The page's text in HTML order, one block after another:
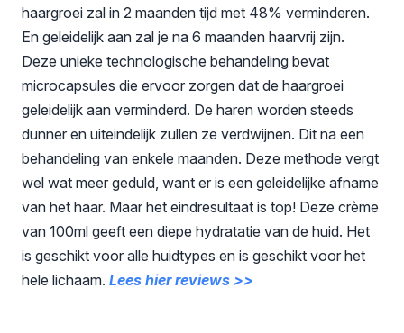
haargroei zal in 2 maanden tijd met 48% verminderen.
En geleidelijk aan zal je na 6 maanden haarvrij zijn.
Deze unieke technologische behandeling bevat
microcapsules die ervoor zorgen dat de haargroei
geleidelijk aan verminderd. De haren worden steeds
dunner en uiteindelijk zullen ze verdwijnen. Dit na een
behandeling van enkele maanden. Deze methode vergt
wel wat meer geduld, want er is een geleidelijke afname
van het haar. Maar het eindresultaat is top! Deze crème
van 100ml geeft een diepe hydratatie van de huid. Het
is geschikt voor alle huidtypes en is geschikt voor het
hele lichaam. Lees hier reviews >>